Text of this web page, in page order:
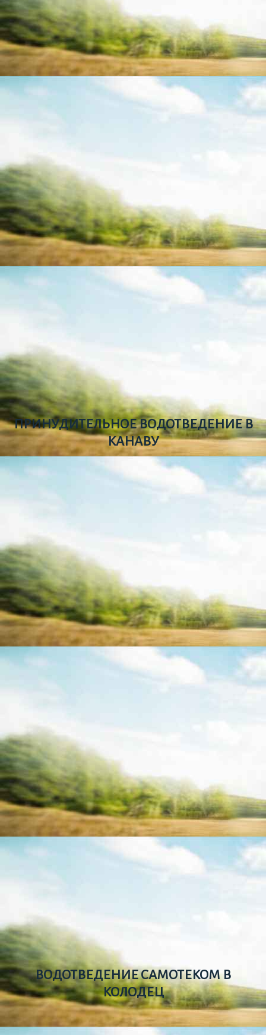
ПРИНУДИТЕЛЬНОЕ ВОДОТВЕДЕНИЕ В
КАНАВУ
ВОДОТВЕДЕНИЕ САМОТЕКОМ В
КОЛОДЕЦ